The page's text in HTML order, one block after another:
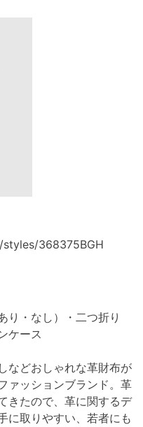
368375BGH
り・なし）・二つ折り
ケース
などおしゃれな革財布が
ァッションブランド。革
きたので、革に関するデ
に取りやすい、若者にも